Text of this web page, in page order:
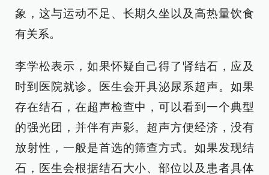
象，这与运动不足、长期久坐以及高热量饮食
有关系。
李学松表示，如果怀疑自己得了肾结石，应及
时到医院就诊。医生会开具泌尿系超声。如果
存在结石，在超声检查中，可以看到一个典型
的强光团，并伴有声影。超声方便经济，没有
放射性，一般是首选的筛查方式。如果发现结
石，医生会根据结石大小、部位以及患者具体